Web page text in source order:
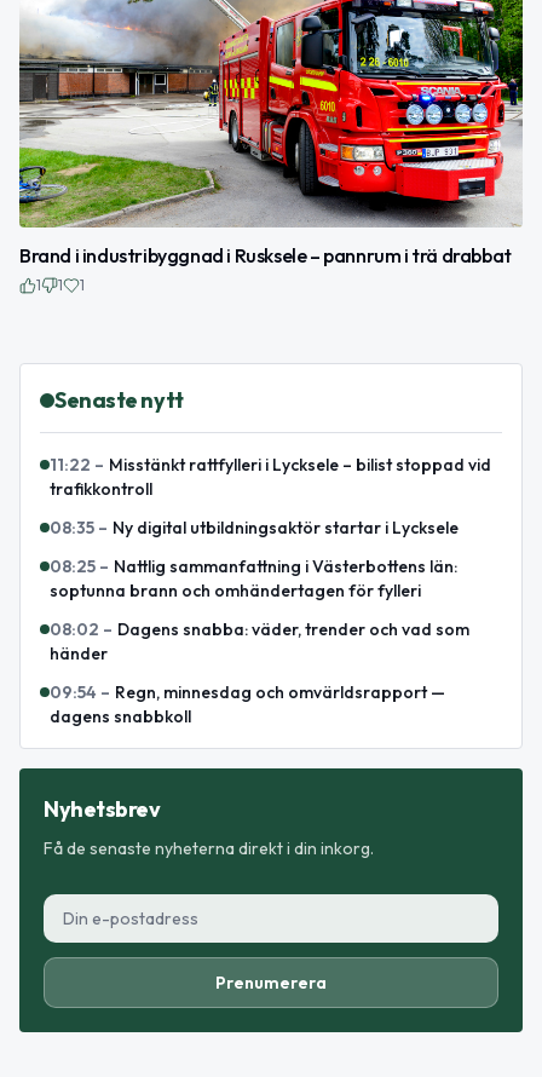
Brand i industribyggnad i Rusksele – pannrum i trä drabbat
1 1 1
Senaste nytt
11:22 – Misstänkt rattfylleri i Lycksele – bilist stoppad vid
trafikkontroll
08:35 – Ny digital utbildningsaktör startar i Lycksele
08:25 – Nattlig sammanfattning i Västerbottens län:
soptunna brann och omhändertagen för fylleri
08:02 – Dagens snabba: väder, trender och vad som
händer
09:54 – Regn, minnesdag och omvärldsrapport —
dagens snabbkoll
Nyhetsbrev
Få de senaste nyheterna direkt i din inkorg.
Prenumerera